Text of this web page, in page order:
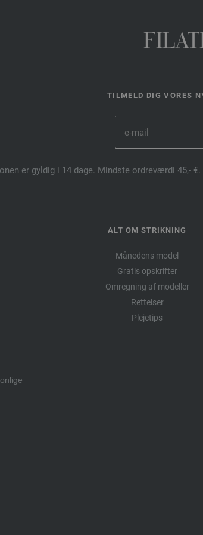
TILMELD DIG VORES
er gyldig i 14 dage. Mindste ordreværdi 45,-
ALT OM STRIKNING
Månedens model
Gratis opskrifter
Omregning af modeller
Rettelser
Plejetips